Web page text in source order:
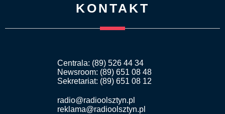
KONTAKT
Centrala: (89) 526 44 34
Newsroom: (89) 651 08 48
Sekretariat: (89) 651 08 12
radio@radioolsztyn.pl
reklama@radioolsztyn.pl